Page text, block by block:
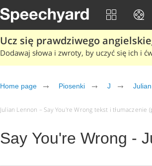
Ucz się prawdziwego
Dodawaj słowa i zwroty, by uczyć się ich i
Home page Piosenki J
Julian Lennon – Say You're Wrong tekst i tłumaczenie
Say You're Wrong -